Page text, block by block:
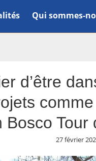
Qui sommes-
d’être
Tour
27 février